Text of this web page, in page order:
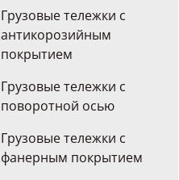
Грузовые тележки с
антикорозийным
покрытием
Грузовые тележки с
поворотной осью
Грузовые тележки с
фанерным покрытием